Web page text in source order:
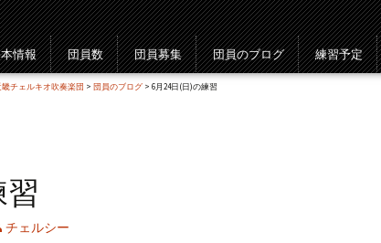
情報 団員数 団員募集 団員のブログ 練習予定
畿チェルキオ吹奏楽団 > 団員のブログ > 6月24日(日)の練習
チェルシー